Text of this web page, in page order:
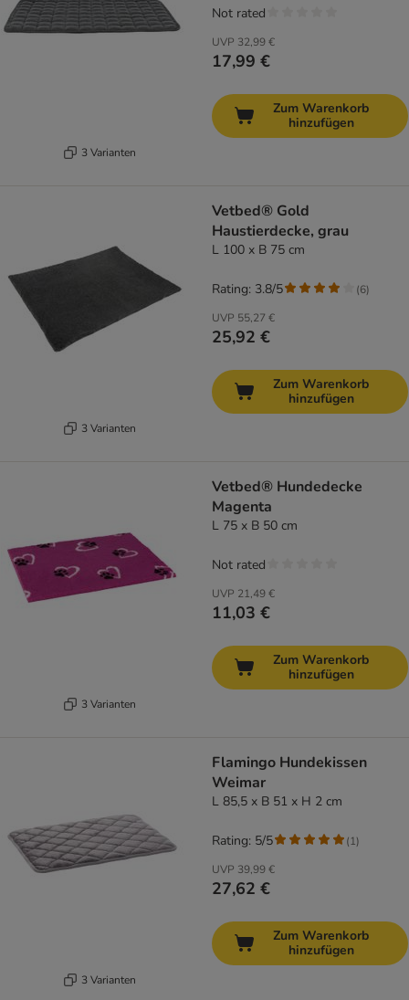
3 Varianten
UVP 32,99 €
17,99 €
Not rated
Zum Warenkorb
hinzufügen
3 Varianten
Vetbed® Gold
Haustierdecke, grau
L 100 x B 75 cm
UVP 55,27 €
25,92 €
Rating: 3.8/5 (6)
Zum Warenkorb
hinzufügen
3 Varianten
Vetbed® Hundedecke
Magenta
L 75 x B 50 cm
UVP 21,49 €
11,03 €
Not rated
Zum Warenkorb
hinzufügen
3 Varianten
Flamingo Hundekissen
Weimar
L 85,5 x B 51 x H 2 cm
UVP 39,99 €
27,62 €
Rating: 5/5 (1)
Zum Warenkorb
hinzufügen